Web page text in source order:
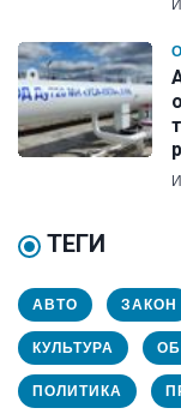
ТЕГИ
АВТО ЗАКОН
КУЛЬТУРА
ПОЛИТИКА